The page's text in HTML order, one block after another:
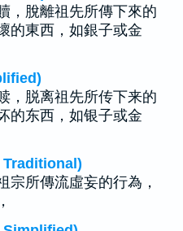
，脫離祖先所傳下來的
的東西，如銀子或金
，脱离祖先所传下来的
的东西，如银子或金
Traditional)
宗所傳流虛妄的行為，